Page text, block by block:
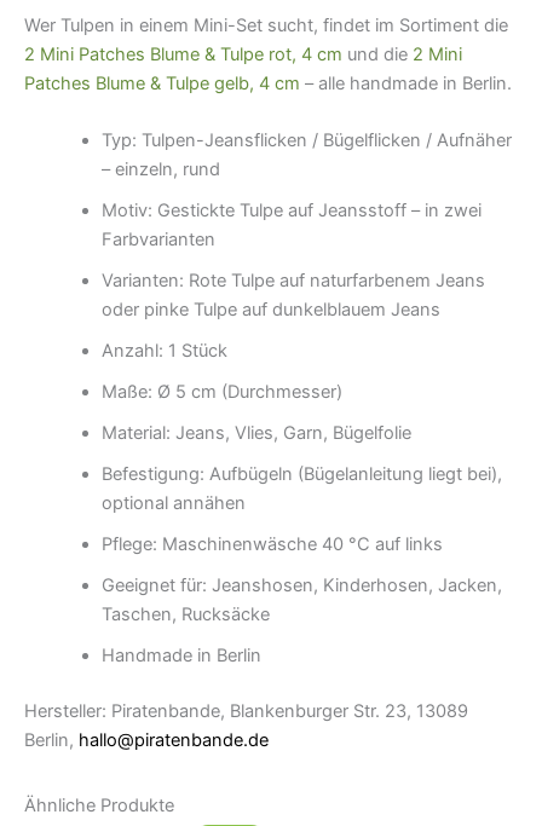
Wer Tulpen in einem Mini-Set sucht, findet im Sortiment die
2 Mini Patches Blume & Tulpe rot, 4 cm und die 2 Mini
Patches Blume & Tulpe gelb, 4 cm – alle handmade in Berlin.
Typ: Tulpen-Jeansflicken / Bügelflicken / Aufnäher
– einzeln, rund
Motiv: Gestickte Tulpe auf Jeansstoff – in zwei
Farbvarianten
Varianten: Rote Tulpe auf naturfarbenem Jeans
oder pinke Tulpe auf dunkelblauem Jeans
Anzahl: 1 Stück
Maße: Ø 5 cm (Durchmesser)
Material: Jeans, Vlies, Garn, Bügelfolie
Befestigung: Aufbügeln (Bügelanleitung liegt bei),
optional annähen
Pflege: Maschinenwäsche 40 °C auf links
Geeignet für: Jeanshosen, Kinderhosen, Jacken,
Taschen, Rucksäcke
Handmade in Berlin
Hersteller: Piratenbande, Blankenburger Str. 23, 13089
Berlin, hallo@piratenbande.de
Ähnliche Produkte